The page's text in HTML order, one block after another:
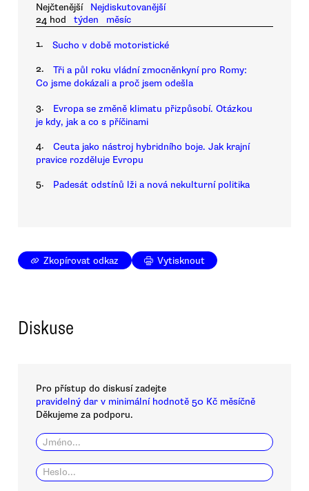
Nejčtenější
Nejdiskutovanější
24 hod
týden měsíc
1. Sucho v době motoristické
2.
Tři a půl roku vládní zmocněnkyní pro Romy:
Co jsme dokázali a proč jsem odešla
3.
Evropa se změně klimatu přizpůsobí. Otázkou
je kdy, jak a co s příčinami
4.
Ceuta jako nástroj hybridního boje. Jak krajní
pravice rozděluje Evropu
5. Padesát odstínů lži a nová nekulturní politika
Zkopírovat odkaz Vytisknout
Diskuse
Pro přístup do diskusí zadejte
pravidelný dar v minimální hodnotě 50 Kč měsíčně
Děkujeme za podporu.